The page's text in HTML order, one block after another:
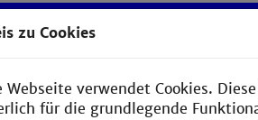
Schutzklasse und
zu Cookies
Webseite verwendet Cookies.
für die grundlegende